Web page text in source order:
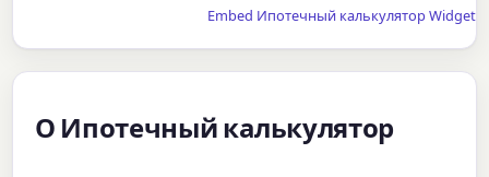
Embed Ипотечный калькулятор Widget
О Ипотечный калькулятор